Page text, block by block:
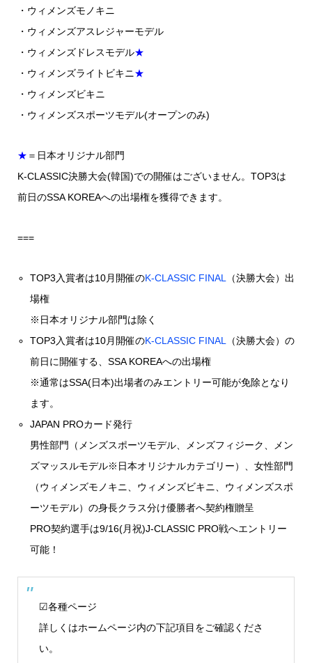
・ウィメンズモノキニ
・ウィメンズアスレジャーモデル
・ウィメンズドレスモデル★
・ウィメンズライトビキニ★
・ウィメンズビキニ
・ウィメンズスポーツモデル(オープンのみ)
★ ＝日本オリジナル部門
K-CLASSIC決勝大会(韓国)での開催はございません。TOP3は
前日のSSA KOREAへの出場権を獲得できます。
===
TOP3入賞者は10月開催のK-CLASSIC FINAL
（決勝大会）出
場権
※日本オリジナル部門は除く
TOP3入賞者は10月開催のK-CLASSIC FINAL
（決勝大会）の
前日に開催する、SSA KOREAへの出場権
※通常はSSA(日本)出場者のみエントリー可能が免除となり
ます。
JAPAN PROカード発行
男性部門（メンズスポーツモデル、メンズフィジーク、メン
ズマッスルモデル※日本オリジナルカテゴリー）、女性部門
（ウィメンズモノキニ、ウィメンズビキニ、ウィメンズスポ
ーツモデル）の身長クラス分け優勝者へ契約権贈呈
PRO契約選手は9/16(月祝)J-CLASSIC PRO戦へエントリー
可能！
☑各種ページ
詳しくはホームページ内の下記項目をご確認くださ
い。